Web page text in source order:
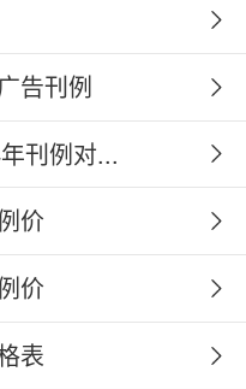
告刊例
刊例对...
价
价
表